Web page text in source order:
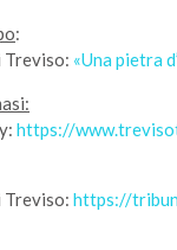
:
Treviso: «Una pietra
https://
Treviso: https://